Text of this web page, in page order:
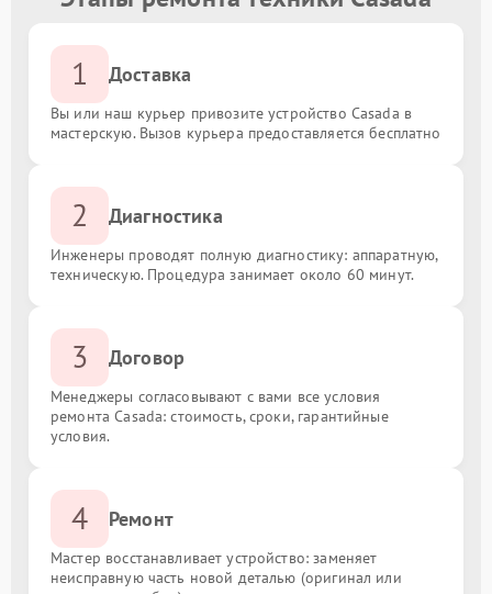
1 Доставка
Вы или наш курьер привозите устройство Casada в
мастерскую. Вызов курьера предоставляется бесплатно
2 Диагностика
Инженеры проводят полную диагностику: аппаратную,
техническую. Процедура занимает около 60 минут.
3 Договор
Менеджеры согласовывают с вами все условия
ремонта Casada: стоимость, сроки, гарантийные
условия.
4 Ремонт
Мастер восстанавливает устройство: заменяет
неисправную часть новой деталью (оригинал или